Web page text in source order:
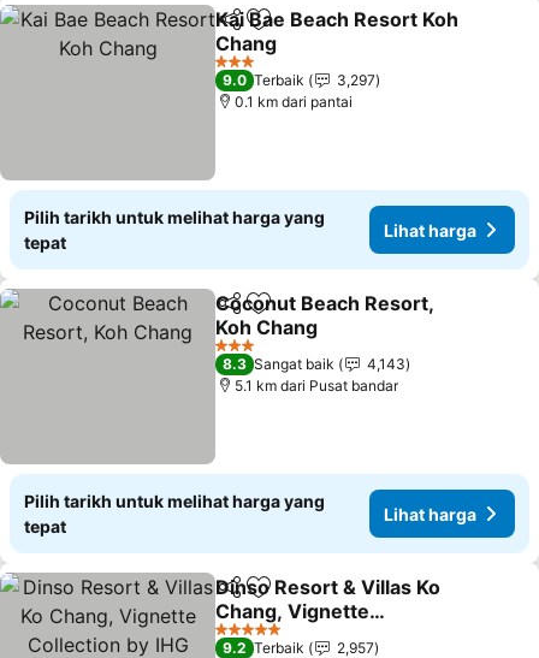
KongsiTambah ke favorit
Kai Bae Beach Resort Koh
Chang
Lihat harga
3 Bintang
9.0 Terbaik
3,297
0.1 km dari pantai
Pilih tarikh untuk melihat harga yang
tepat
Lihat harga
KongsiTambah ke favorit
Coconut Beach Resort,
Koh Chang
Lihat harga
3 Bintang
8.3 Sangat baik
4,143
5.1 km dari Pusat bandar
Pilih tarikh untuk melihat harga yang
tepat
Lihat harga
KongsiTambah ke favorit
Dinso Resort & Villas Ko
Chang, Vignette
Collection by IHG
Lihat harga
5 Bintang
9.2 Terbaik
2,957